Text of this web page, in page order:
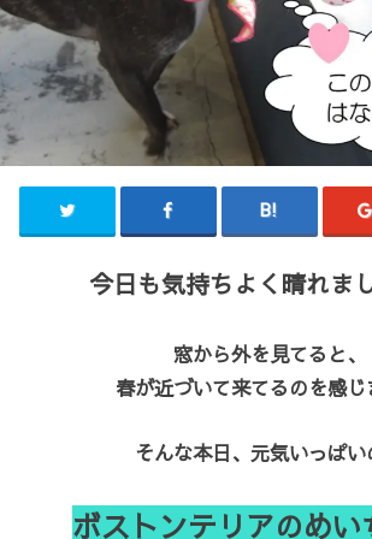
今日も気持ちよく晴れま
窓から外を見てると、
春が近づいて来てるのを感じ
そんな本日、元気いっぱ
ボストンテリアのめい